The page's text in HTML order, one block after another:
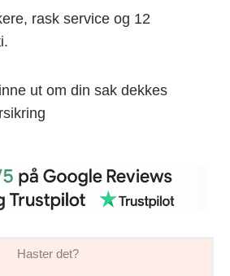
rask service og 12
ut om din sak dekkes
Haster det?